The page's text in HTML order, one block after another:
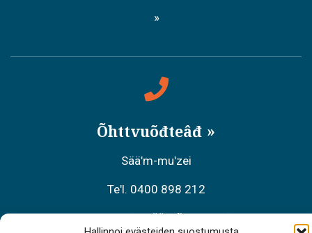
Õhttvuõđteâđ
Sääʹm-muʹzei
Teʹl. 0400 898 212
Meäʹcchalltõs äʹššneǩ-kääzzkõs